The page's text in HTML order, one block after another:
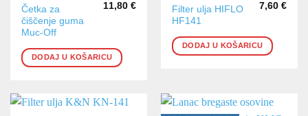
Četka za
čiščenje guma
Muc-Off
11,80 €
DODAJ U KOŠARICU
Filter ulja HIFLO
HF141
7,60 €
DODAJ U KOŠARICU